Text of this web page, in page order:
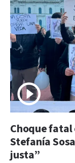
Choque
Stefanía
justa”